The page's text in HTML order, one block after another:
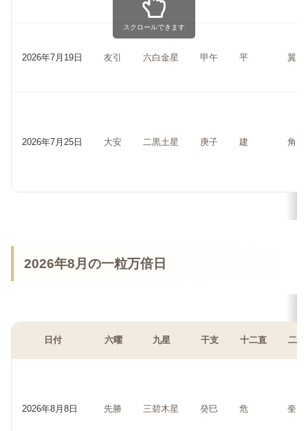
2026年7月19日 友引 六白金星 甲午 平 翼
2026年7月25日 大安 二黒土星 庚子 建 角
スクロールできます
2026年8月の一粒万倍日
日付 六曜 九星 干支 十二直 二十
2026年8月8日 先勝 三碧木星 癸巳 危 奎